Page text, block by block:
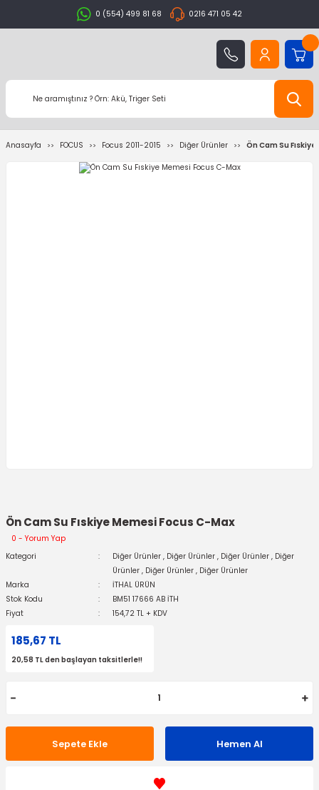
0 (554) 499 81 68 0216 471 05 42
Anasayfa FOCUS Focus 2011-2015 Diğer Ürünler Ön Cam Su
Ön Cam Su Fıskiye Memesi Focus C-Max
0 - Yorum Yap
Kategori
Diğer Ürünler , Diğer Ürünler , Diğer Ürünler , Diğer
Ürünler , Diğer Ürünler , Diğer Ürünler
Marka
İTHAL ÜRÜN
Stok Kodu
BM51 17666 AB İTH
Fiyat
154,72 TL + KDV
185,67 TL
20,58 TL den başlayan taksitlerle!!
Sepete Ekle Hemen Al